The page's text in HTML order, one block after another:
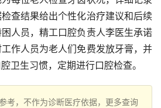
查结果给出个性化治疗建议和后续
人员，精工口腔负责人李医生承诺
作人员为老人们免费发放牙膏，并
卫生习惯，定期进行口腔检查。
考，不作为诊断医疗依据，更多查询